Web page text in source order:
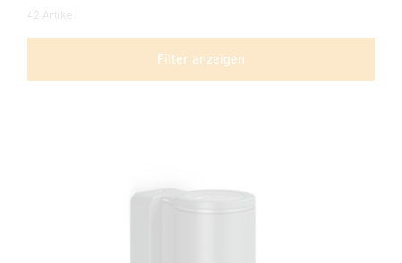
42 Artikel
Filter anzeigen